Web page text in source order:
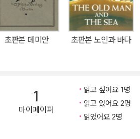
성을 따르면서도 그 안에 갇히지 않았고, 소
적이지 않기에 사람들의 마음을 움직였고,
기 속으로 끌어당긴다. 1894년 초판본
학적인 감성을 직접 느껴보자. “오만은
설 수 있었던 까닭은 무엇일까. 사랑에 대
대한 호기심 때문만은 아닐 것이다. 이 작
계인의 공감을 얻을 수 있었던 이유는 제
초판본 데미안 초판본 노인과 바다
1
마이페이퍼
읽고 싶어요 1명
읽고 있어요 2명
읽었어요 2명